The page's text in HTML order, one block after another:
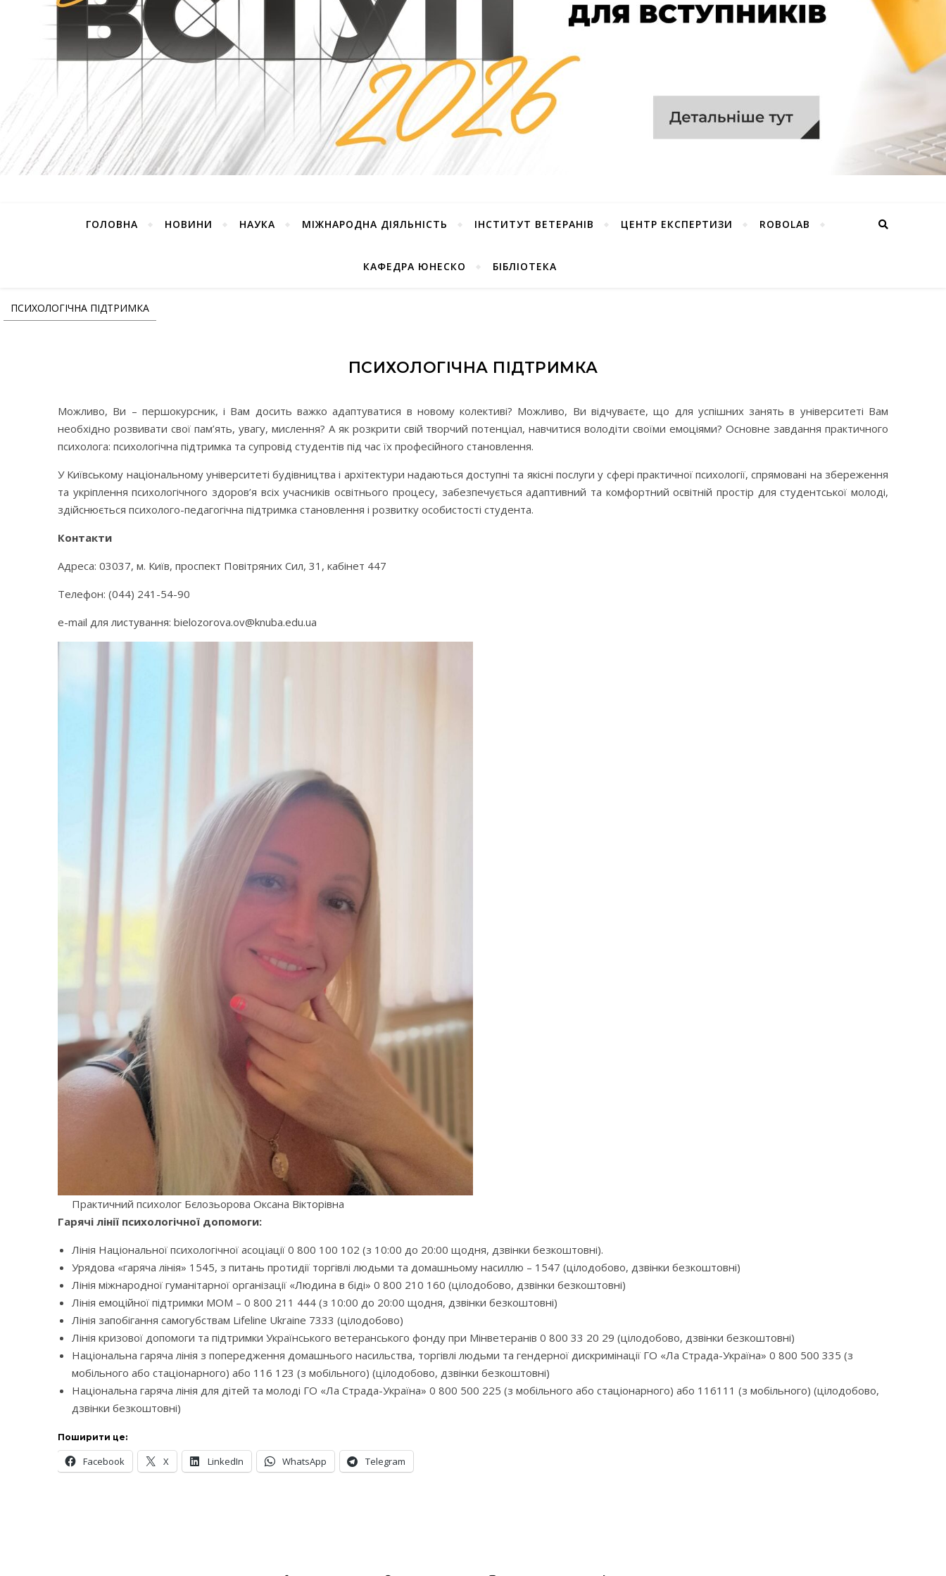
ГОЛОВНА НОВИНИ НАУКА МІЖНАРОДНА ДІЯЛЬНІСТЬ ІНСТИТУТ ВЕТЕРАНІВ ЦЕНТР ЕКСПЕРТИЗИ ROBOLAB
КАФЕДРА ЮНЕСКО БІБЛІОТЕКА
ПСИХОЛОГІЧНА ПІДТРИМКА
ПСИХОЛОГІЧНА ПІДТРИМКА
Можливо, Ви – першокурсник, і Вам досить важко адаптуватися в новому колективі? Можливо, Ви відчуваєте, що для успішних занять в університеті Вам
необхідно розвивати свої пам’ять, увагу, мислення? А як розкрити свій творчий потенціал, навчитися володіти своїми емоціями? Основне завдання практичного
психолога: психологічна підтримка та супровід студентів під час їх професійного становлення.
У Київському національному університеті будівництва і архітектури надаються доступні та якісні послуги у сфері практичної психології, спрямовані на збереження
та укріплення психологічного здоров’я всіх учасників освітнього процесу, забезпечується адаптивний та комфортний освітній простір для студентської молоді,
здійснюється психолого-педагогічна підтримка становлення і розвитку особистості студента.
Контакти
Адреса: 03037, м. Київ, проспект Повітряних Сил, 31, кабінет 447
Телефон: (044) 241-54-90
e-mail для листування: bielozorova.ov@knuba.edu.ua
Практичний психолог Бєлозьорова Оксана Вікторівна
Гарячі лінії психологічної допомоги:
Лінія Національної психологічної асоціації 0 800 100 102 (з 10:00 до 20:00 щодня, дзвінки безкоштовні).
Урядова «гаряча лінія» 1545, з питань протидії торгівлі людьми та домашньому насиллю – 1547 (цілодобово, дзвінки безкоштовні)
Лінія міжнародної гуманітарної організації «Людина в біді» 0 800 210 160 (цілодобово, дзвінки безкоштовні)
Лінія емоційної підтримки МОМ – 0 800 211 444 (з 10:00 до 20:00 щодня, дзвінки безкоштовні)
Лінія запобігання самогубствам Lifeline Ukraine 7333 (цілодобово)
Лінія кризової допомоги та підтримки Українського ветеранського фонду при Мінветеранів 0 800 33 20 29 (цілодобово, дзвінки безкоштовні)
Національна гаряча лінія з попередження домашнього насильства, торгівлі людьми та гендерної дискримінації ГО «Ла Страда-Україна» 0 800 500 335 (з
мобільного або стаціонарного) або 116 123 (з мобільного) (цілодобово, дзвінки безкоштовні)
Національна гаряча лінія для дітей та молоді ГО «Ла Страда-Україна» 0 800 500 225 (з мобільного або стаціонарного) або 116111 (з мобільного) (цілодобово,
дзвінки безкоштовні)
Поширити це:
Facebook X LinkedIn WhatsApp Telegram